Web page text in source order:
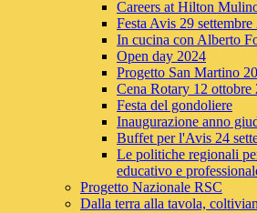
Careers at Hilton
Festa Avis 29 settembre
In cucina con Alberto
Open day 2024
Progetto San Martino
Cena Rotary 12 ottobre
Festa del gondoliere
Inaugurazione anno
Buffet per l'Avis 24
Le politiche regionali
educativo e
Progetto Nazionale RSC
Dalla terra alla tavola,